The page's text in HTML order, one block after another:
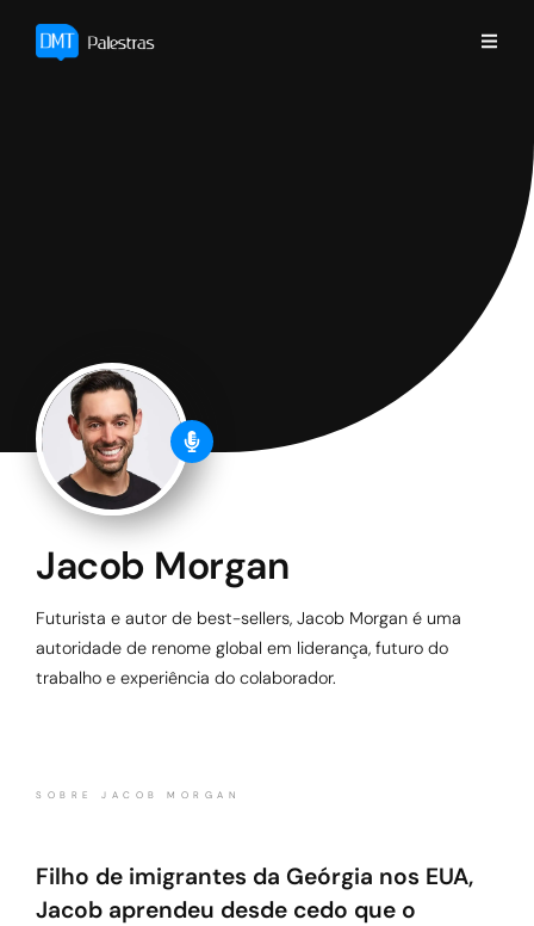
Jacob Morgan
Futurista e autor de best-sellers, Jacob Morgan é uma
autoridade de renome global em liderança, futuro do
trabalho e experiência do colaborador.
SOBRE JACOB MORGAN
Filho de imigrantes da Geórgia nos EUA,
Jacob aprendeu desde cedo que o